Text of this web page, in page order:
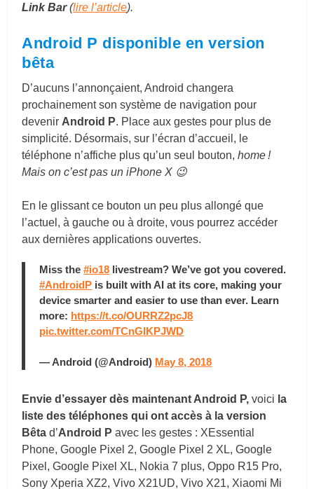
Link Bar(lire l’article).
Android P disponible en version
bêta
D’aucuns l’annonçaient, Android changera
prochainement son système de navigation pour
devenir Android P. Place aux gestes pour plus de
simplicité. Désormais, sur l’écran d’accueil, le
téléphone n’affiche plus qu’un seul bouton,home !
Mais on c’est pas un iPhone X 😉
En le glissant ce bouton un peu plus allongé que
l’actuel, à gauche ou à droite, vous pourrez accéder
aux dernières applications ouvertes.
Miss the#io18 livestream? We’ve got you covered.
#AndroidP is built with AI at its core, making your
device smarter and easier to use than ever. Learn
more: https://t.co/OURRZ2pcJ8
pic.twitter.com/TCnGlKPJWD
— Android (@Android) May 8, 2018
Envie d’essayer dès maintenant Android P, voici la
liste des téléphones qui ont accès à la version
Bêtad’Android Pavec les gestes : XEssential
Phone, Google Pixel 2, Google Pixel 2 XL, Google
Pixel, Google Pixel XL, Nokia 7 plus, Oppo R15 Pro,
Sony Xperia XZ2, Vivo X21UD, Vivo X21, Xiaomi Mi